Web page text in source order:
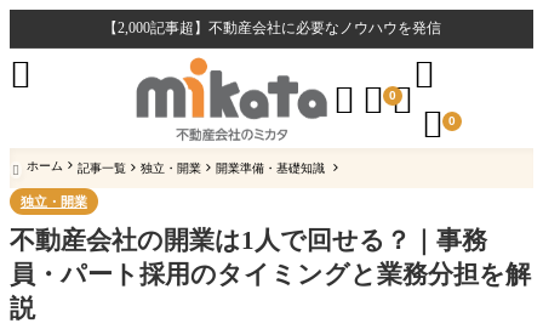
【2,000記事超】不動産会社に必要なノウハウを発信
  0

 0

 ホーム 記事一覧 独立・開業 開業準備・基礎知識
独立・開業
不動産会社の開業は1人で回せる？｜事務
員・パート採用のタイミングと業務分担を解
説